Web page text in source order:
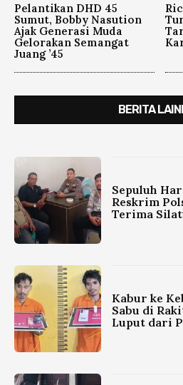
Pelantikan DHD 45
Sumut, Bobby Nasution
Ajak Generasi Muda
Gelorakan Semangat
Juang ’45
BERITA
Sepuluh
Reskrim
Terima
Kabur ke
Sabu di
Luput dari